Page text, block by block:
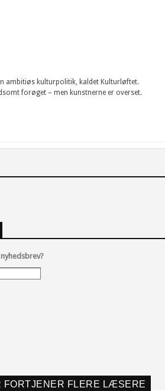
ambitiøs kulturpolitik, kaldet Kulturløftet.
forøget – men kunstnerne er overset.
FORTJENER FLERE LÆSERE